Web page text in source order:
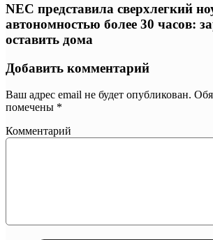
NEC представила сверхлегкий
автономностью более 30 часов:
оставить дома
Добавить комментарий
Ваш адрес email не будет опубликован.
помечены *
Комментарий